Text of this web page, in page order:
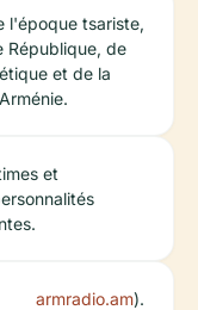
l'époque tsariste,
République, de
et de la
et
armradio.am).